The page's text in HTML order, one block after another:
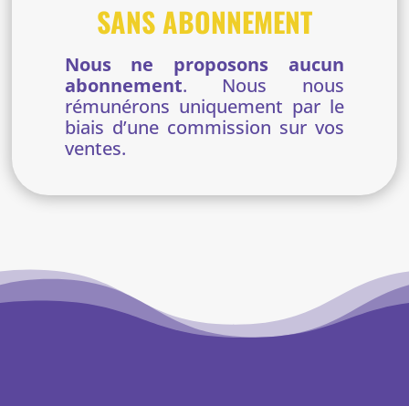
SANS ABONNEMENT
Nous ne proposons aucun
abonnement. Nous nous
rémunérons uniquement par le
biais d’une commission sur vos
ventes.